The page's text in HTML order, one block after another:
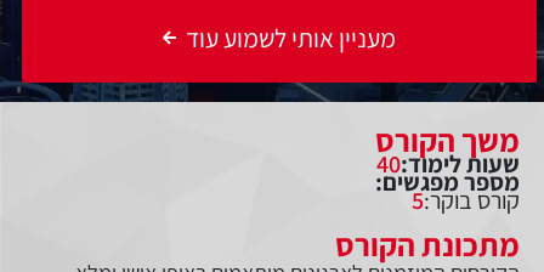
מעניין אותי לשמוע עוד
משך הקורס
שעות לימוד:40
מספר מפגשים:
קורס בוקר:5
מתכונת הקורס